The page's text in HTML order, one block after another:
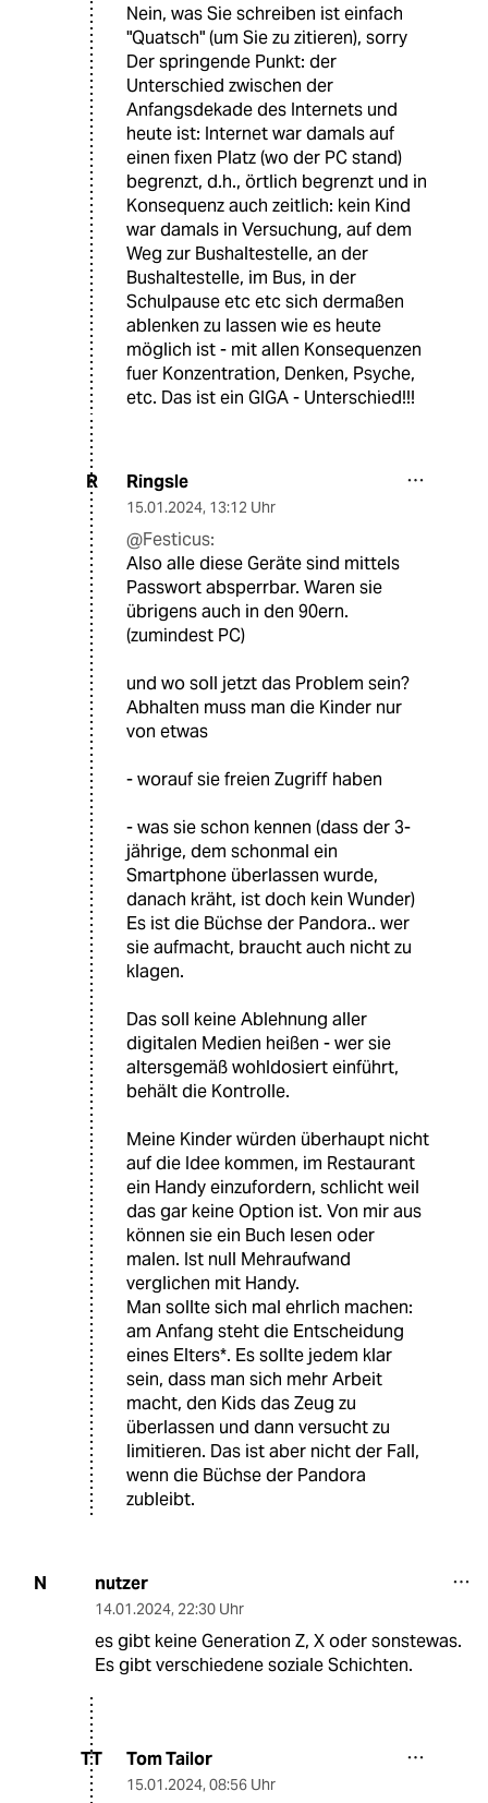
Nein, was Sie schreiben ist einfach
"Quatsch" (um Sie zu zitieren), sorry
Der springende Punkt: der
Unterschied zwischen der
Anfangsdekade des Internets und
heute ist: Internet war damals auf
einen fixen Platz (wo der PC stand)
begrenzt, d.h., örtlich begrenzt und in
Konsequenz auch zeitlich: kein Kind
war damals in Versuchung, auf dem
Weg zur Bushaltestelle, an der
Bushaltestelle, im Bus, in der
Schulpause etc etc sich dermaßen
ablenken zu lassen wie es heute
möglich ist - mit allen Konsequenzen
fuer Konzentration, Denken, Psyche,
etc. Das ist ein GIGA - Unterschied!!!
R Ringsle
15.01.2024, 13:12 Uhr
@Festicus:
Also alle diese Geräte sind mittels
Passwort absperrbar. Waren sie
übrigens auch in den 90ern.
(zumindest PC)
und wo soll jetzt das Problem sein?
Abhalten muss man die Kinder nur
von etwas
- worauf sie freien Zugriff haben
- was sie schon kennen (dass der 3-
jährige, dem schonmal ein
Smartphone überlassen wurde,
danach kräht, ist doch kein Wunder)
Es ist die Büchse der Pandora.. wer
sie aufmacht, braucht auch nicht zu
klagen.
Das soll keine Ablehnung aller
digitalen Medien heißen - wer sie
altersgemäß wohldosiert einführt,
behält die Kontrolle.
Meine Kinder würden überhaupt nicht
auf die Idee kommen, im Restaurant
ein Handy einzufordern, schlicht weil
das gar keine Option ist. Von mir aus
können sie ein Buch lesen oder
malen. Ist null Mehraufwand
verglichen mit Handy.
Man sollte sich mal ehrlich machen:
am Anfang steht die Entscheidung
eines Elters*. Es sollte jedem klar
sein, dass man sich mehr Arbeit
macht, den Kids das Zeug zu
überlassen und dann versucht zu
limitieren. Das ist aber nicht der Fall,
wenn die Büchse der Pandora
zubleibt.
N nutzer
14.01.2024, 22:30 Uhr
es gibt keine Generation Z, X oder sonstewas.
Es gibt verschiedene soziale Schichten.
TT Tom Tailor
15.01.2024, 08:56 Uhr